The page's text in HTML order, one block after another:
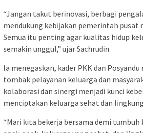
“Jangan takut berinovasi, berbagi
mendukung kebijakan pemerintah pusat
Semua itu penting agar kualitas hidup
semakin unggul,” ujar Sachrudin.
Ia menegaskan, kader PKK dan
tombak pelayanan keluarga dan
kolaborasi dan sinergi menjadi kunci
menciptakan keluarga sehat dan
“Mari kita bekerja bersama demi